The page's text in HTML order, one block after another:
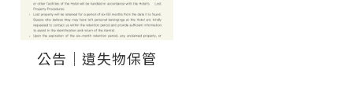
公告｜遺失物保管